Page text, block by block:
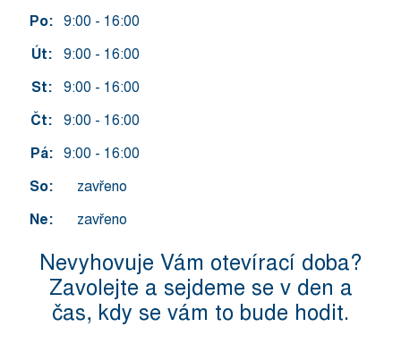
Po: 9:00 - 16:00
Út: 9:00 - 16:00
St: 9:00 - 16:00
Čt: 9:00 - 16:00
Pá: 9:00 - 16:00
So: zavřeno
Ne: zavřeno
Nevyhovuje Vám otevírací doba?
Zavolejte a sejdeme se v den a
čas, kdy se vám to bude hodit.